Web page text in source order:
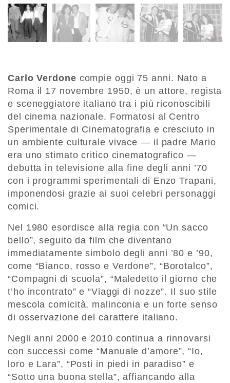
Carlo Verdone compie oggi 75 anni. Nato a
Roma il 17 novembre 1950, è un attore, regista
e sceneggiatore italiano tra i più riconoscibili
del cinema nazionale. Formatosi al Centro
Sperimentale di Cinematografia e cresciuto in
un ambiente culturale vivace — il padre Mario
era uno stimato critico cinematografico —
debutta in televisione alla fine degli anni ’70
con i programmi sperimentali di Enzo Trapani,
imponendosi grazie ai suoi celebri personaggi
comici.
Nel 1980 esordisce alla regia con “Un sacco
bello”, seguito da film che diventano
immediatamente simbolo degli anni ’80 e ’90,
come “Bianco, rosso e Verdone”, “Borotalco”,
“Compagni di scuola”, “Maledetto il giorno che
t’ho incontrato” e “Viaggi di nozze”. Il suo stile
mescola comicità, malinconia e un forte senso
di osservazione del carattere italiano.
Negli anni 2000 e 2010 continua a rinnovarsi
con successi come “Manuale d’amore”, “Io,
loro e Lara”, “Posti in piedi in paradiso” e
“Sotto una buona stella”, affiancando alla